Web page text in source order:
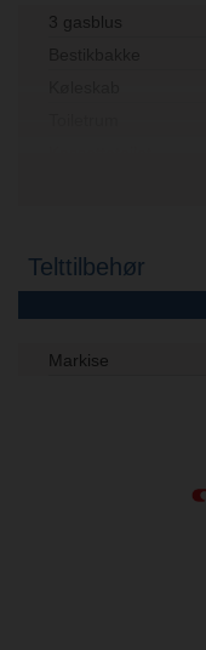
3 gasblus
Telttilbehør
Markise